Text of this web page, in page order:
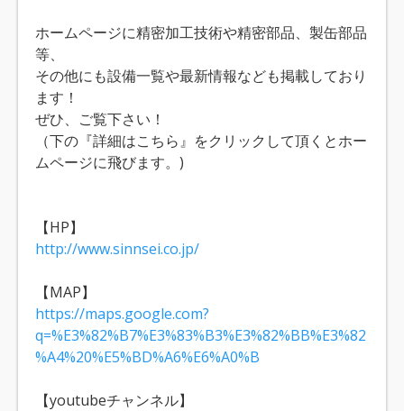
ホームページに精密加工技術や精密部品、製缶部品
等、
その他にも設備一覧や最新情報なども掲載しており
ます！
ぜひ、ご覧下さい！
（下の『詳細はこちら』をクリックして頂くとホー
ムページに飛びます。)
【HP】
http://www.sinnsei.co.jp/
【MAP】
https://maps.google.com?
q=%E3%82%B7%E3%83%B3%E3%82%BB%E3%82
%A4%20%E5%BD%A6%E6%A0%B
【youtubeチャンネル】